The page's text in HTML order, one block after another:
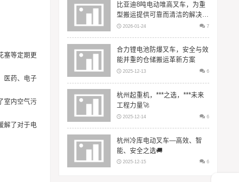
塞等定期更
医药、电子
室内空气污
解了对于电
比亚迪8吨电动堆高叉车，为重
型搬运提供可靠而清洁的解决方
案2026-01-24 7
合力锂电池防爆叉车，安全与效
能并重的仓储搬运革新方案
2025-12-13 6
杭州起重机，***之选，***未来
工程力量🚀
2025-12-14 6
杭州冷库电动叉车—高效、智
能、安全之选🚚
2025-12-15 6